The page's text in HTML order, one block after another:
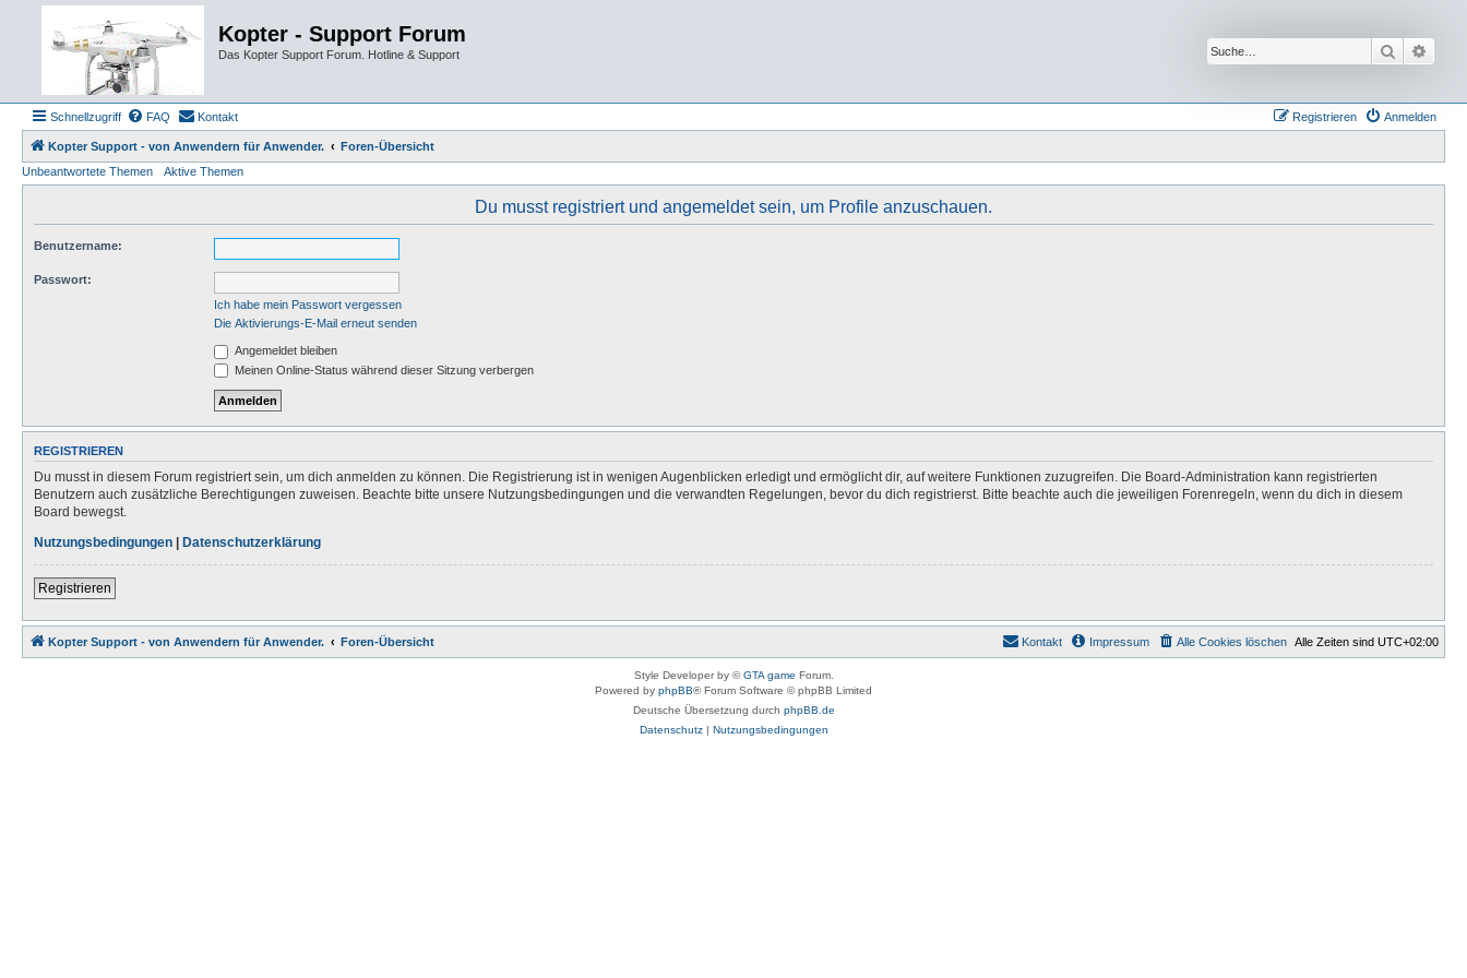
Kopter - Support Forum
Das Kopter Support Forum. Hotline & Support Suche
Schnellzugriff FAQ Kontakt Anmelden
Registrieren
Kopter Support - von Anwendern für Anwender.
Foren-Übersicht
Unbeantwortete Themen
Aktive Themen
Du musst registriert und angemeldet sein, um Profile anzuschauen.
Benutzername:
Passwort:
Ich habe mein Passwort vergessen
Die Aktivierungs-E-Mail erneut senden
Angemeldet bleiben
Meinen Online-Status während dieser Sitzung verbergen
REGISTRIEREN
Du musst in diesem Forum registriert sein, um dich anmelden zu können. Die Registrierung ist in wenigen Augenblicken erledigt und ermöglicht dir, auf weitere Funktionen zuzugreifen. Die Board-Administration kann registrierten
Benutzern auch zusätzliche Berechtigungen zuweisen. Beachte bitte unsere Nutzungsbedingungen und die verwandten Regelungen, bevor du dich registrierst. Bitte beachte auch die jeweiligen Forenregeln, wenn du dich in diesem
Board bewegst.
Nutzungsbedingungen | Datenschutzerklärung
Registrieren
Kopter Support - von Anwendern für Anwender. Foren-Übersicht Alle Zeiten sind UTC+02:00
Alle Cookies löschen
Impressum
Kontakt
Style Developer by ©GTA game Forum.
Powered by phpBB® Forum Software © phpBB Limited
Deutsche Übersetzung durch phpBB.de
Datenschutz| Nutzungsbedingungen